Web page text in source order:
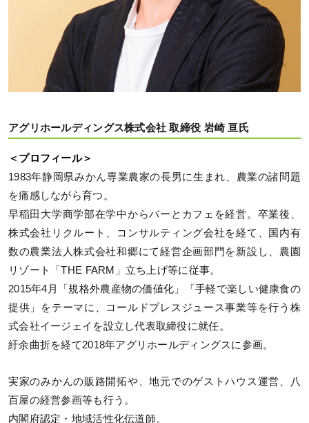
アグリホールディングス株式会社 取締役 岩崎 亘氏
＜プロフィール＞
1983年静岡県みかん専業農家の長男に生まれ、農業の諸問題
を痛感しながら育つ。
早稲田大学商学部在学中からバーとカフェを経営。卒業後、
株式会社リクルート、コンサルティング会社を経て、国内有
数の農業法人株式会社和郷にて経営企画部門を新設し、農園
リゾート「THE FARM」立ち上げ等に従事。
2015年4月「規格外農産物の価値化」「手軽で楽しい健康食の
提供」をテーマに、コールドプレスジュース事業等を行う株
式会社イージェイを設立し代表取締役に就任。
紆余曲折を経て2018年アグリホールディングスに参画。
実家のみかんの販路開拓や、地元でのゲストハウス運営、八
百屋の経営参画等も行う。
内閣府認定・地域活性化伝道師。